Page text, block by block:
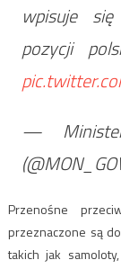
wpisuje
pozycji
—
Przenośne
przeznaczone są
takich jak